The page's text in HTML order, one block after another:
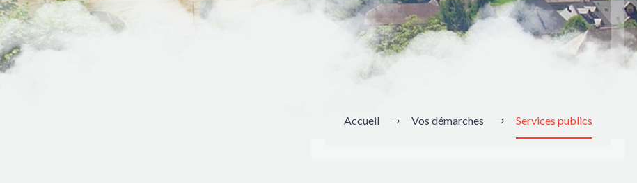
Accueil Vos démarches Services publics